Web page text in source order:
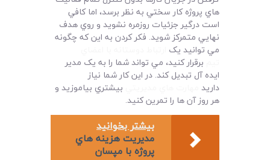
هاي پروژه کار سختي به نظر برسد، اما کافي
است درگير جزئيات روزمره نشويد و روي هدف
نهايي متمرکز شويد. فکر کردن به اين که چگونه
مي توانيد يک
برقرار کنيد، مي تواند شما را به يک مدير
ايده آل تبديل کند. در اين کار شما نياز
داريد
بيشتري بياموزيد و
هر روز آن ها را تمرين کنيد.
بیشتر بخوانید
مديريت هزينه هاي
پروژه با مپسان